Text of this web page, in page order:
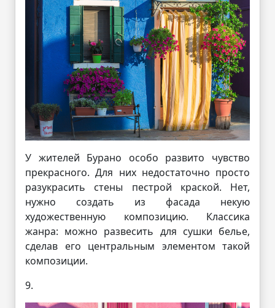
У жителей Бурано особо развито чувство
прекрасного. Для них недостаточно просто
разукрасить стены пестрой краской. Нет,
нужно создать из фасада некую
художественную композицию. Классика
жанра: можно развесить для сушки белье,
сделав его центральным элементом такой
композиции.
9.